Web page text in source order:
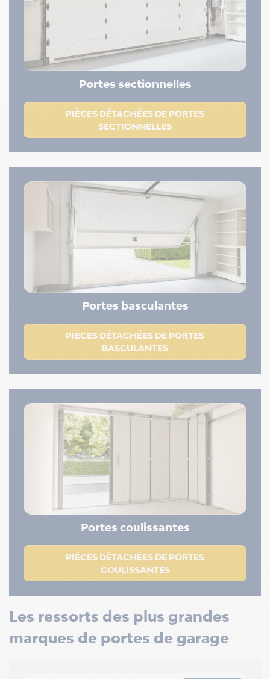
Portes sectionnelles
PIÈCES DÉTACHÉES DE PORTES
SECTIONNELLES
Portes basculantes
PIÈCES DÉTACHÉES DE PORTES
BASCULANTES
Portes coulissantes
PIÈCES DÉTACHÉES DE PORTES
COULISSANTES
Les ressorts des plus grandes
marques de portes de garage